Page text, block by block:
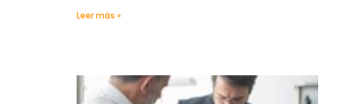
Leer más »